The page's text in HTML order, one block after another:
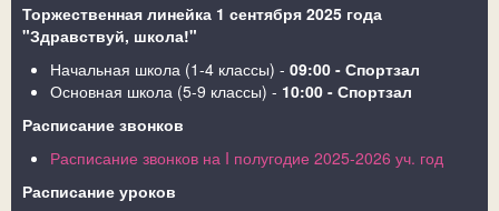
Торжественная линейка 1 сентября 2025 года
"Здравствуй, школа!"
Начальная школа (1-4 классы) - 09:00 - Спортзал
Основная школа (5-9 классы) - 10:00 - Спортзал
Расписание звонков
Расписание звонков на I полугодие 2025-2026 уч. год
Расписание уроков